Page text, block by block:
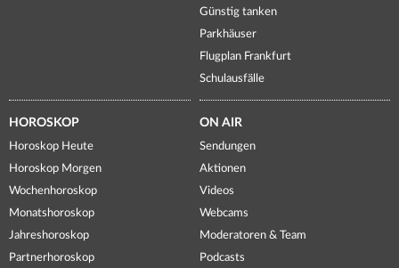
Günstig tanken
Parkhäuser
Flugplan Frankfurt
Schulausfälle
HOROSKOP
Horoskop Heute
Horoskop Morgen
Wochenhoroskop
Monatshoroskop
Jahreshoroskop
Partnerhoroskop
ON AIR
Sendungen
Aktionen
Videos
Webcams
Moderatoren & Team
Podcasts